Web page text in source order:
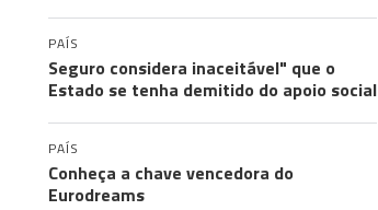
PAÍS
Seguro considera inaceitável" que o
Estado se tenha demitido do apoio social
PAÍS
Conheça a chave vencedora do
Eurodreams